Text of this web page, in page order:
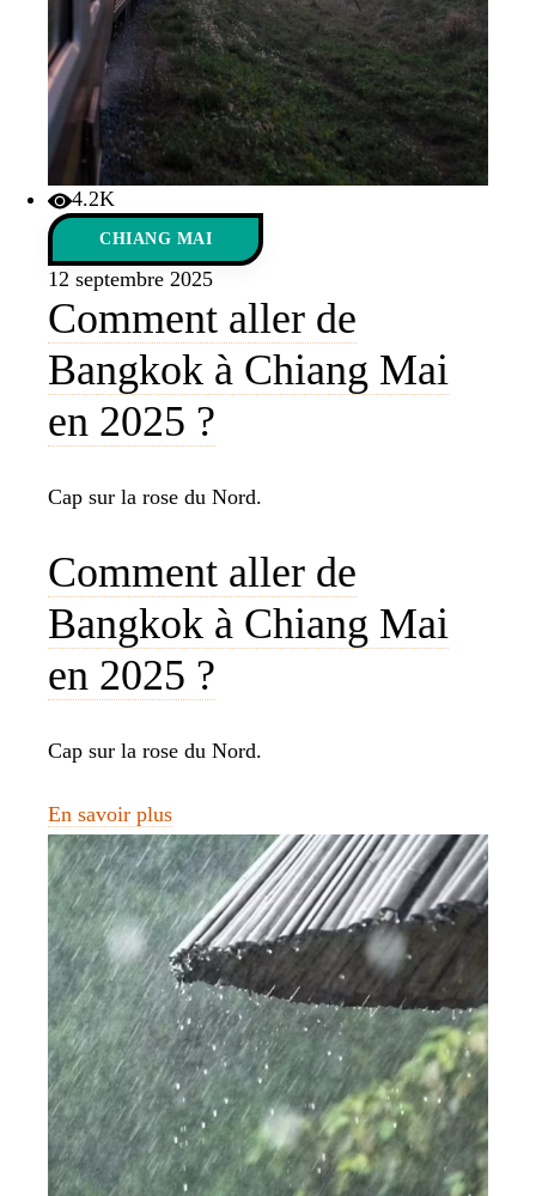
4.2K
CHIANG MAI
12 septembre 2025
Comment aller de
Bangkok à Chiang Mai
en 2025 ?
Cap sur la rose du Nord.
Comment aller de
Bangkok à Chiang Mai
en 2025 ?
Cap sur la rose du Nord.
En savoir plus